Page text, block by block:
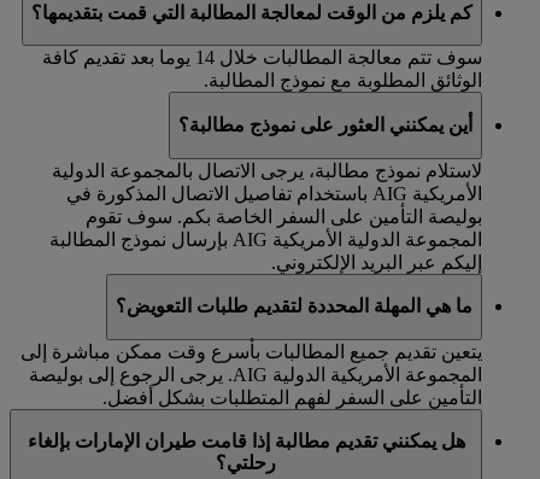
كم يلزم من الوقت لمعالجة المطالبة التي قمت بتقديمها؟
سوف تتم معالجة المطالبات خلال 14 يوما بعد تقديم كافة
الوثائق المطلوبة مع نموذج المطالبة.
أين يمكنني العثور على نموذج مطالبة؟
لاستلام نموذج مطالبة، يرجى الاتصال بالمجموعة الدولية
الأمريكية AIG باستخدام تفاصيل الاتصال المذكورة في
بوليصة التأمين على السفر الخاصة بكم. سوف تقوم
المجموعة الدولية الأمريكية AIG بإرسال نموذج المطالبة
إليكم عبر البريد الإلكتروني.
ما هي المهلة المحددة لتقديم طلبات التعويض؟
يتعين تقديم جميع المطالبات بأسرع وقت ممكن مباشرة إلى
المجموعة الأمريكية الدولية AIG. يرجى الرجوع إلى بوليصة
التأمين على السفر لفهم المتطلبات بشكل أفضل.
هل يمكنني تقديم مطالبة إذا قامت طيران الإمارات بإلغاء
رحلتي؟